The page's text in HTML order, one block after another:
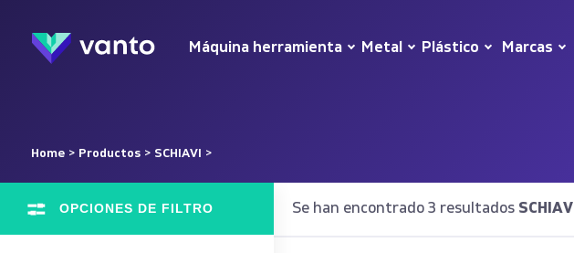
Máquina herramienta Metal Plástico Marcas
Home > Productos > SCHIAVI >
OPCIONES DE FILTRO Se han encontrado 3 resultados SCHIAVI